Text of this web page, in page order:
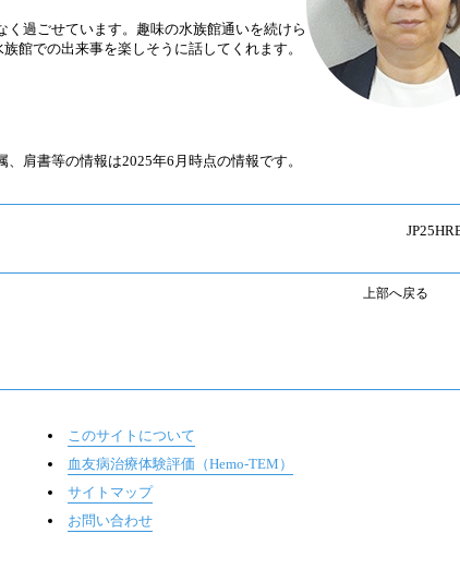
く過ごせています。趣味の水族館通いを続けら
館での出来事を楽しそうに話してくれます。
肩書等の情報は2025年6月時点の情報です。
上部へ戻る
このサイトについて
血友病治療体験評価（Hemo-TEM）
サイトマップ
お問い合わせ